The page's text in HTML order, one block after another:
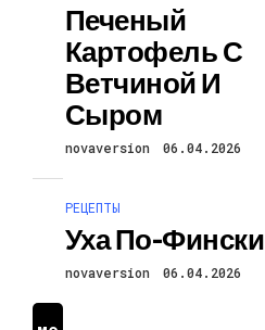
Печеный
Картофель С
Ветчиной И
Сыром
novaversion 06.04.2026
РЕЦЕПТЫ
Уха По-Фински
novaversion 06.04.2026